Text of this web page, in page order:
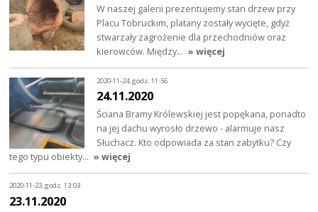
W naszej galerii prezentujemy stan drzew przy
Placu Tobruckim, platany zostały wycięte, gdyż
stwarzały zagrożenie dla przechodniów oraz
kierowców. Między… » więcej
2020-11-24, godz. 11:56
24.11.2020
Ściana Bramy Królewskiej jest popękana, ponadto
na jej dachu wyrosło drzewo - alarmuje nasz
Słuchacz. Kto odpowiada za stan zabytku? Czy
tego typu obiekty… » więcej
2020-11-23, godz. 13:03
23.11.2020